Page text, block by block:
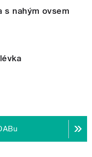
s nahým ovsem